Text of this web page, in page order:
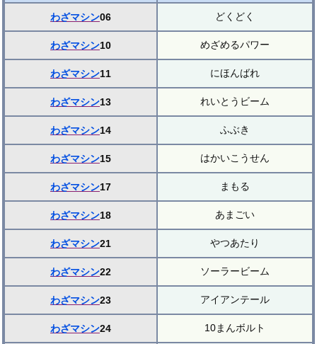
わざマシン06 どくどく
わざマシン10 めざめるパワー
わざマシン11 にほんばれ
わざマシン13 れいとうビーム
わざマシン14 ふぶき
わざマシン15 はかいこうせん
わざマシン17 まもる
わざマシン18 あまごい
わざマシン21 やつあたり
わざマシン22 ソーラービーム
わざマシン23 アイアンテール
わざマシン24 10まんボルト